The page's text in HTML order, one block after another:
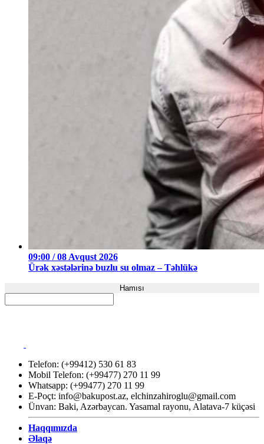
09:00 / 08 Avqust 2026
Ürək xəstələrinə buzlu su olmaz – Təhlükə
Hamısı
Telefon: (+99412) 530 61 83
Mobil Telefon: (+99477) 270 11 99
Whatsapp: (+99477) 270 11 99
E-Poçt: info@bakupost.az, elchinzahiroglu@gmail.com
Ünvan: Baki, Azərbaycan. Yasamal rayonu, Alatava-7 küçəsi
Haqqımızda
Əlaqə